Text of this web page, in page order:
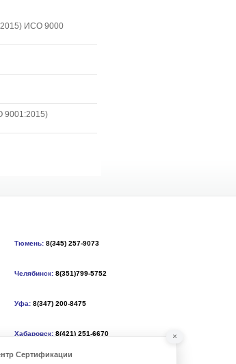
ИСО 9000
9001:2015)
Тюмень: 8(345) 257-9073
Челябинск: 8(351)799-5752
Уфа: 8(347) 200-8475
Хабаровск: 8(421) 251-6670 ×
Сертификации